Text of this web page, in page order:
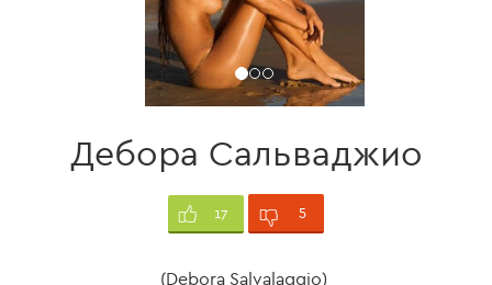
Дебора Сальваджио
17 5
(Debora Salvalaggio)